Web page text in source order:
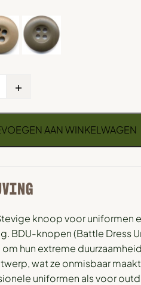
+
AAN WINKELWAGEN
knoop voor uniformen
BDU-knopen (Battle Dress
hun extreme
wat ze onmisbaar
uniformen als voor